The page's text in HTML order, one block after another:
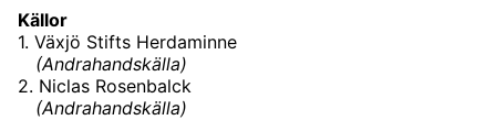
Källor
1. Växjö Stifts Herdaminne
(Andrahandskälla)
2. Niclas Rosenbalck
(Andrahandskälla)